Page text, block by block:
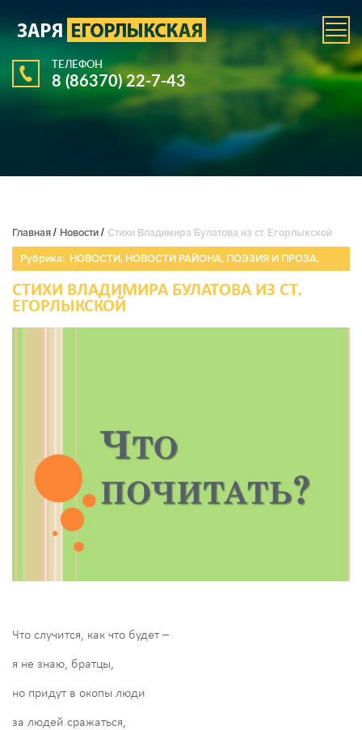
ТЕЛЕФОН
8 (86370) 22-7-43
Главная / Новости / Стихи Владимира Булатова из ст. Егорлыкской
Рубрика: НОВОСТИ, НОВОСТИ РАЙОНА, ПОЭЗИЯ И ПРОЗА,
СТИХИ ВЛАДИМИРА БУЛАТОВА ИЗ СТ.
ЕГОРЛЫКСКОЙ
Что случится, как что будет –
я не знаю, братцы,
но придут в окопы люди
за людей сражаться,